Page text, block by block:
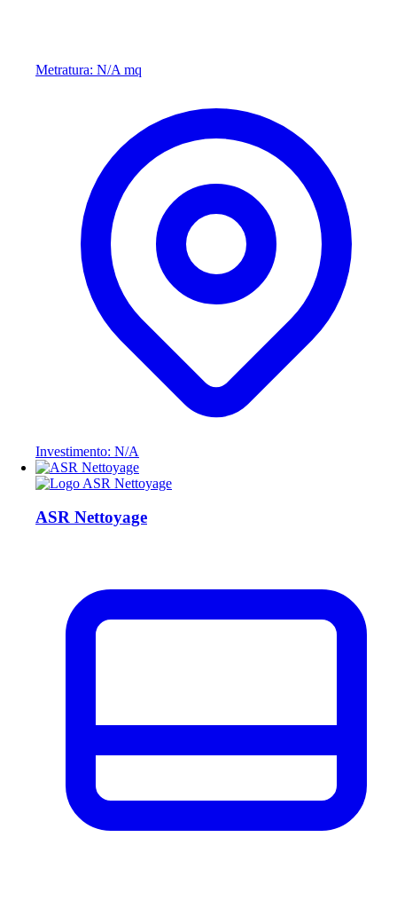
Metratura: N/A mq
Investimento: N/A
ASR Nettoyage